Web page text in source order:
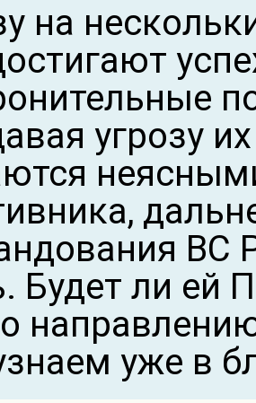
на
угрозу
ВС
Будет ли ей
уже в